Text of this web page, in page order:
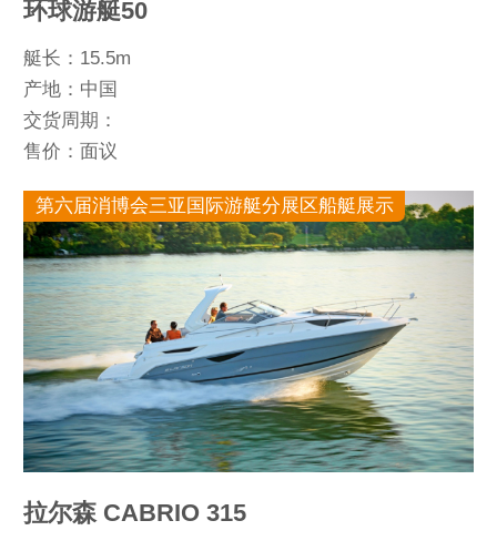
环球游艇50
艇长：15.5m
产地：中国
交货周期：
售价：面议
第六届消博会三亚国际游艇分展区船艇展示
拉尔森 CABRIO 315